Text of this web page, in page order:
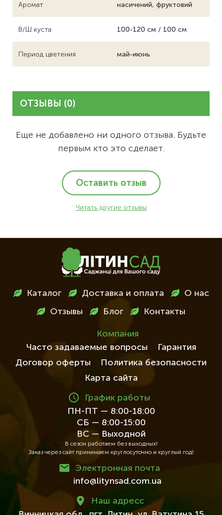
Аромат насичений, фруктовий
В/Ш куста 100-120 см / 100 см
Период цветения май-июнь
ОТЗЫВЫ (0)
Еще не добавлено ни одного отзыва. Будьте
первым кто это сделает.
Оставить отзыв
Читать другие отзывы
МенюКаталог Доставка и оплата О нас
Отзывы Блог Контакты
Компания
Часто задаваемые вопросы
Гарантия
Договор оферты
Политика безопасности
Карта сайта
График работы
ПН-ПТ — 8:00-18:00
СБ — 8:00-15:00
ВС — Выходной
В сезон работаем без выходных!
Заказ через сайт принимаем круглосуточно и круглый год!
Электронная почта
info@litynsad.com.ua
Наш адресc